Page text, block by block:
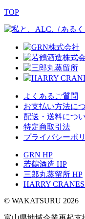
TOP
よくあるご質問
お支払い方法に
配送・送料につ
特定商取引法
プライバシーポ
GRN HP
若鶴酒造 HP
三郎丸蒸留所 HP
HARRY
© WAKATSURU 2026